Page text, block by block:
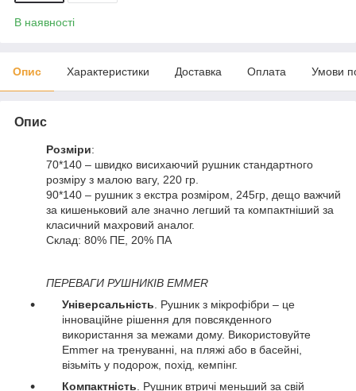
В наявності
Опис Характеристики Доставка Оплата Умови
Опис
Розміри:
70*140 – швидко висихаючий рушник стандартного
розміру з малою вагу, 220 гр.
90*140 – рушник з екстра розміром, 245гр, дещо важчий
за кишеньковий але значно легший та компактніший за
класичний махровий аналог.
Склад: 80% ПЕ, 20% ПА
ПЕРЕВАГИ РУШНИКІВ EMMER
Універсальність . Рушник з мікрофібри – це
інноваційне рішення для повсякденного
використання за межами дому. Використовуйте
Emmer на тренуванні, на пляжі або в басейні,
візьміть у подорож, похід, кемпінг.
Компактність . Рушник втричі меньший за свій